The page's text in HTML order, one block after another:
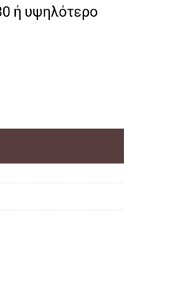
ή υψηλότερο